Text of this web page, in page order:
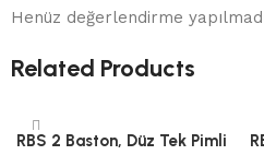
Henüz değerlendirme
Related Products
RBS 2 Baston, Düz Tek Pimli